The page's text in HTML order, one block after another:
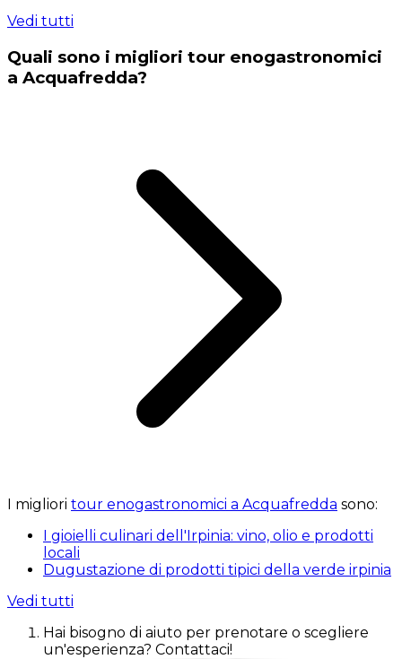
Vedi tutti
Quali sono i migliori tour enogastronomici
a Acquafredda?
I migliori tour enogastronomici a Acquafredda sono:
I gioielli culinari dell'Irpinia: vino, olio e prodotti
locali
Dugustazione di prodotti tipici della verde irpinia
Vedi tutti
Hai bisogno di aiuto per prenotare o scegliere
un'esperienza? Contattaci!